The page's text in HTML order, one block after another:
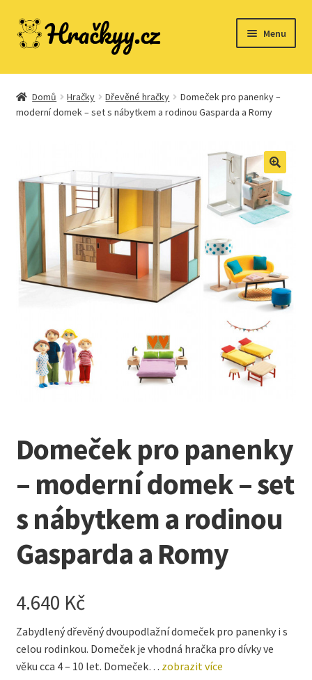
Přeskočit
na
Přejít
k
webu
Menu
Společenské hry
Expand
child
menu
Stavebnice
child
menu
Expand
Domů Hračky Dřevěné hračky
Domeček pro panenky –
moderní domek – set s nábytkem a rodinou Gasparda a Romy
Domeček pro panenky
– moderní domek – set
s nábytkem a rodinou
Gasparda a Romy
4.640 Kč
Zabydlený dřevěný dvoupodlažní domeček pro panenky i s
celou rodinkou. Domeček je vhodná hračka pro dívky ve
věku cca 4 – 10 let. Domeček… zobrazit více